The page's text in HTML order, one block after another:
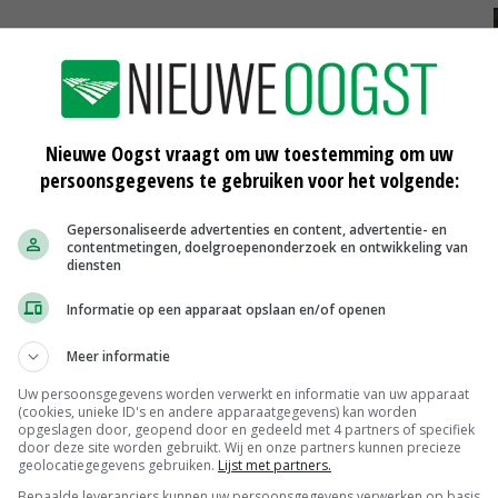
straks producten buiten Europa worden ontwikkeld
gebruikt. 'Dat heeft consequenties voor de (Friese)
gewasbeschermingsmiddelen', geeft het Statenlid
waardoor ze resistent worden tegen ziektes. Er zijn
en de opbrengst is groter. Wij vragen dan ook wat
gebruik van gewasbeschermingsmiddelen in de
het college gaat doen om ervoor te zorgen dat er
binnen HZPC in Friesland behouden blijft', zegt
Nieuwe Oogst vraagt om uw toestemming om uw
persoonsgegevens te gebruiken voor het volgende:
Gepersonaliseerde advertenties en content, advertentie- en
contentmetingen, doelgroepenonderzoek en ontwikkeling van
diensten
Informatie op een apparaat opslaan en/of openen
Meer informatie
Uw persoonsgegevens worden verwerkt en informatie van uw apparaat
(cookies, unieke ID's en andere apparaatgegevens) kan worden
opgeslagen door, geopend door en gedeeld met 4 partners of specifiek
door deze site worden gebruikt. Wij en onze partners kunnen precieze
geolocatiegegevens gebruiken. Lijst met partners.